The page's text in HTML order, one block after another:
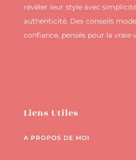
révéler leur style avec
authenticité. Des conseils
confiance, pensés pour la vraie
Liens Utiles
A PROPOS DE MOI